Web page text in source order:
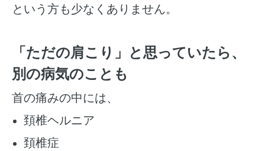
という方も少なくありません。
「ただの肩こり」と思っていたら、
別の病気のことも
首の痛みの中には、
頚椎ヘルニア
頚椎症